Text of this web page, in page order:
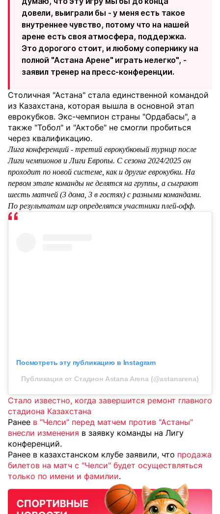
довели, выиграли бы - у меня есть такое
внутреннее чувство, потому что на нашей
арене есть своя атмосфера, поддержка.
Это дорогого стоит, и любому сопернику на
полной "Астана Арене" играть нелегко", -
заявил тренер на пресс-конференции.
Столичная "Астана" стала единственной командой
из Казахстана, которая вышла в основной этап
еврокубков. Экс-чемпион страны "Ордабасы", а
также "Тобол" и "Актобе" не смогли пробиться
через квалификацию.
Лига конференций - третий еврокубковый турнир после
Лиги чемпионов и Лиги Европы. С сезона 2024/2025 он
проходит по новой системе, как и другие еврокубки. На
первом этапе команды не делятся на группы, а сыграют
шесть матчей (3 дома, 3 в гостях) с разными командами.
По результатам игр определятся участники плей-офф.
Посмотреть эту публикацию в Instagram
Публикация от Стадион Astana Arena (@astanarena)
Стало известно, когда завершится ремонт главного
стадиона Казахстана
Ранее в "Челси" перед матчем против "Астаны"
внесли изменения в заявку команды на Лигу
конференций.
Ранее в казахстанском клубе заявили, что продажа
билетов на матч с "Челси" будет осуществляться
только по имени и фамилии.